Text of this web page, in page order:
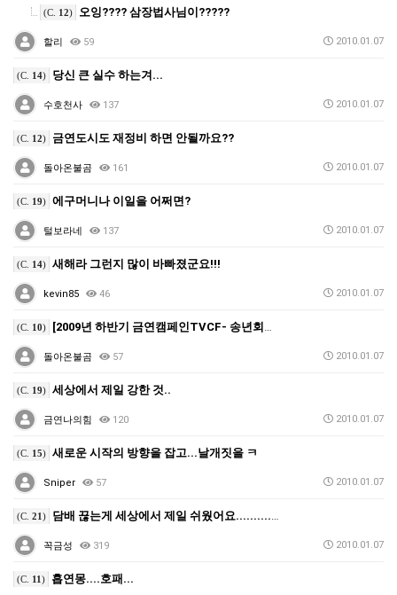
(C. 12) 오잉???? 삼장법사님이?????
할리 59 2010.01.07
(C. 14) 당신 큰 실수 하는겨...
수호천사 137 2010.01.07
(C. 12) 금연도시도 재정비 하면 안될까요??
돌아온불곰 161 2010.01.07
(C. 19) 에구머니나 이일을 어쩌면?
털보라네 137 2010.01.07
(C. 14) 새해라 그런지 많이 바빠졌군요!!!
kevin85 46 2010.01.07
(C. 10) [2009년 하반기 금연캠페인TVCF- 송년회편 (40…
돌아온불곰 57 2010.01.07
(C. 19) 세상에서 제일 강한 것..
금연나의힘 120 2010.01.07
(C. 15) 새로운 시작의 방향을 잡고...날개짓을 ㅋ
Sniper 57 2010.01.07
(C. 21) 담배 끊는게 세상에서 제일 쉬웠어요...........…
꼭금성 319 2010.01.07
(C. 11) 흡연몽....호패...